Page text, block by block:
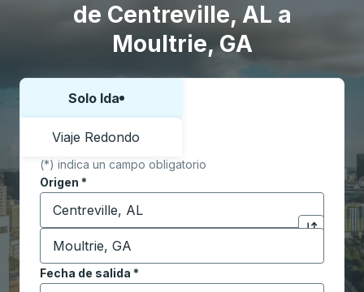
de Centreville, AL a
Moultrie, GA
Elija una forma o viaje de ida y vuelta:
Solo Ida
Viaje Redondo
(*) indica un campo obligatorio
Origen *
Comience a escribir la ciudad de origen para abrir
Haga clic
Destino *
Comience a escribir la ciudad de destino para
Fecha de salida *
Escriba la fecha en formato de fecha Barra diagonal